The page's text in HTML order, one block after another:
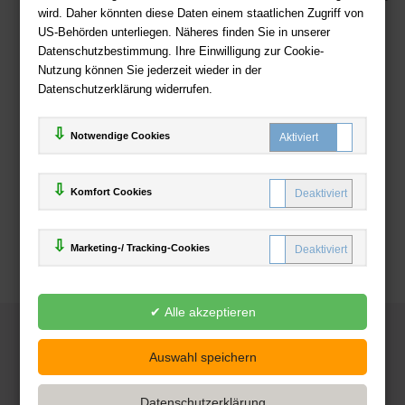
wird. Daher könnten diese Daten einem staatlichen Zugriff von
US-Behörden unterliegen. Näheres finden Sie in unserer
Datenschutzbestimmung. Ihre Einwilligung zur Cookie-
Nutzung können Sie jederzeit wieder in der
Datenschutzerklärung widerrufen.
Notwendige Cookies
Komfort Cookies
Marketing-/ Tracking-Cookies
Zahlweisen
Deutsche-Buchhandlung.de
www.deutsche-buchhandlung.de ist ein Angebot der
Handelsgesellschaft mbH
Powered by Inooga